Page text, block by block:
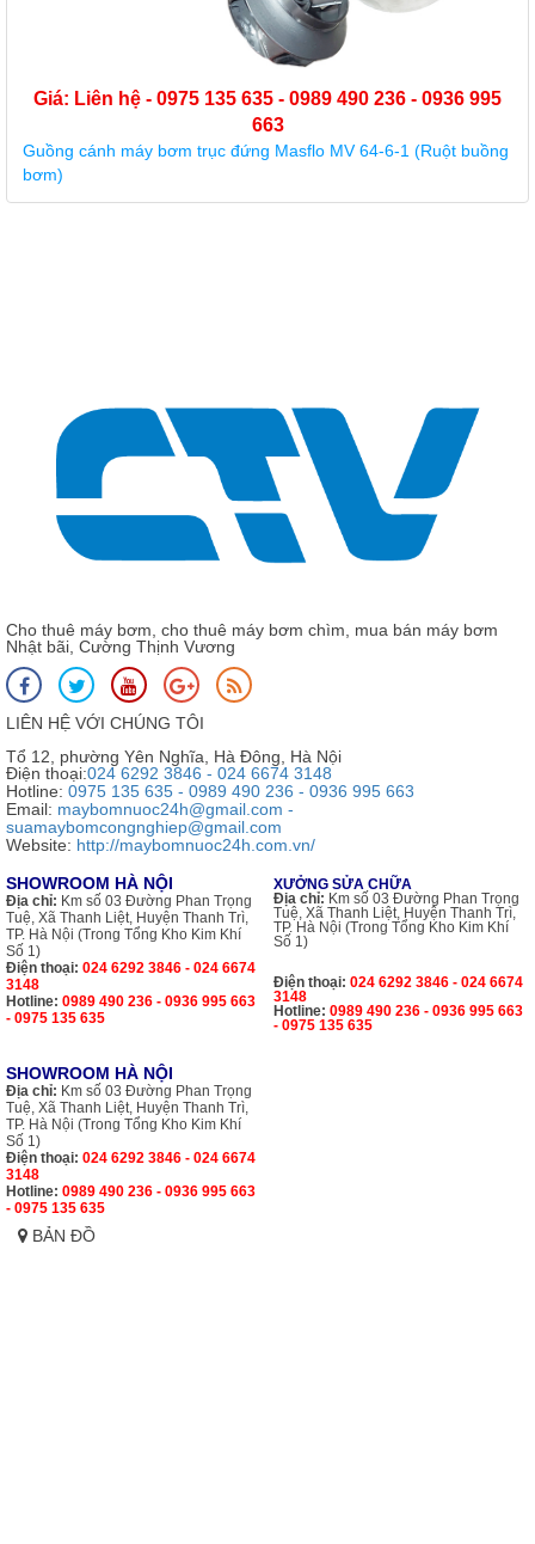
Giá: Liên hệ - 0975 135 635 - 0989 490 236 - 0936 995
663
Guồng cánh máy bơm trục đứng Masflo MV 64-6-1 (Ruột buồng
bơm)
Cho thuê máy bơm, cho thuê máy bơm chìm, mua bán máy bơm
Nhật bãi, Cường Thịnh Vương
LIÊN HỆ VỚI CHÚNG TÔI
Tổ 12, phường Yên Nghĩa, Hà Đông, Hà Nội
Điện thoại:024 6292 3846 - 024 6674 3148
Hotline: 0975 135 635 - 0989 490 236 - 0936 995 663
Email: maybomnuoc24h@gmail.com -
suamaybomcongnghiep@gmail.com
Website: http://maybomnuoc24h.com.vn/
SHOWROOM HÀ NỘI
Địa chỉ: Km số 03 Đường Phan Trọng
Tuệ, Xã Thanh Liệt, Huyện Thanh Trì,
TP. Hà Nội (Trong Tổng Kho Kim Khí
Số 1)
Điện thoại: 024 6292 3846 - 024 6674
3148
Hotline: 0989 490 236 - 0936 995 663
- 0975 135 635
XƯỞNG SỬA CHỮA
Địa chỉ: Km số 03 Đường Phan Trọng
Tuệ, Xã Thanh Liệt, Huyện Thanh Trì,
TP. Hà Nội (Trong Tổng Kho Kim Khí
Số 1)
Điện thoại: 024 6292 3846 - 024 6674
3148
Hotline: 0989 490 236 - 0936 995 663
- 0975 135 635
SHOWROOM HÀ NỘI
Địa chỉ: Km số 03 Đường Phan Trọng
Tuệ, Xã Thanh Liệt, Huyện Thanh Trì,
TP. Hà Nội (Trong Tổng Kho Kim Khí
Số 1)
Điện thoại: 024 6292 3846 - 024 6674
3148
Hotline: 0989 490 236 - 0936 995 663
- 0975 135 635
BẢN ĐỒ